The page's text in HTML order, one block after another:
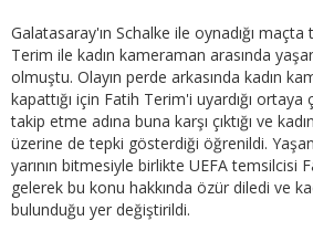
Galatasaray'ın Schalke ile oynadığı
Terim ile kadın kameraman arasında
olmuştu. Olayın perde arkasında kadın
kapattığı için Fatih Terim'i uyardığı ortaya
takip etme adına buna karşı çıktığı ve
üzerine de tepki gösterdiği öğrenildi.
yarının bitmesiyle birlikte UEFA temsilcisi
gelerek bu konu hakkında özür diledi ve
bulunduğu yer değiştirildi.